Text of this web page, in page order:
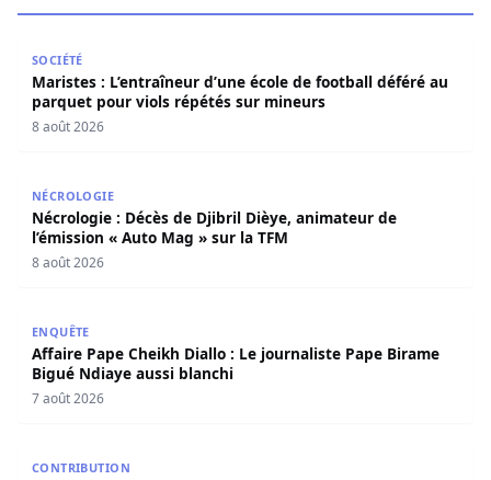
SOCIÉTÉ
Maristes : L’entraîneur d’une école de football déféré au
parquet pour viols répétés sur mineurs
8 août 2026
NÉCROLOGIE
Nécrologie : Décès de Djibril Dièye, animateur de
l’émission « Auto Mag » sur la TFM
8 août 2026
ENQUÊTE
Affaire Pape Cheikh Diallo : Le journaliste Pape Birame
Bigué Ndiaye aussi blanchi
7 août 2026
CONTRIBUTION